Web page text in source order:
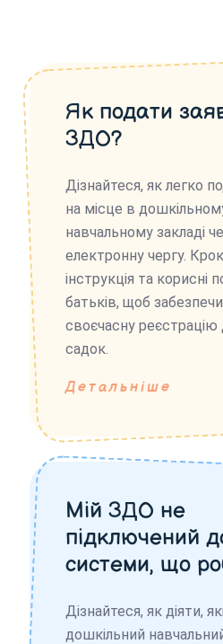
Як подати
ЗДО?
Дізнайтеся, як легко
на місце в
навчальному закладі
електронну чергу.
інструкція та корисні
батьків, щоб
своєчасну
садок.
Детальніше
Мій ЗДО не
підключений
системи, що
Дізнайтеся, як діяти,
дошкільний